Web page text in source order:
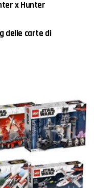
x Hunter
delle carte di